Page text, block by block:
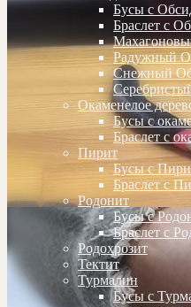
Бусы с
Браслет с
Радужный
Снежный
Окаменелое
Бусы с
Браслет с
Пирит
Бусы с
Браслет с
Родонит
Бусы с
Браслет с
Родохрозит
Тектит
Турмалин
Бусы с